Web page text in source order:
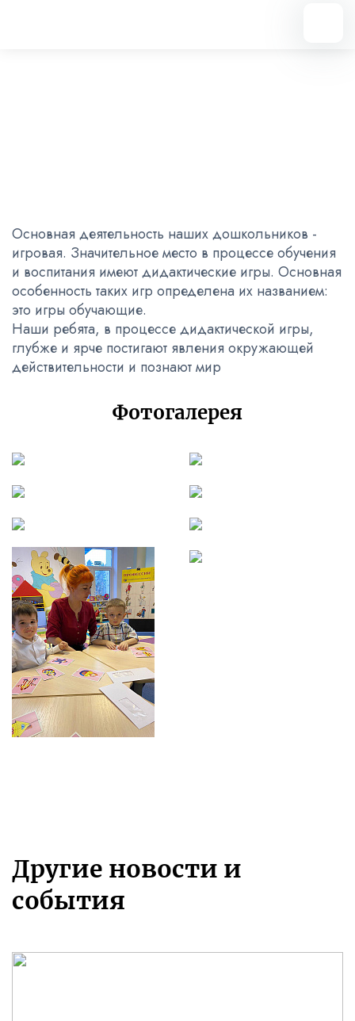
Основная деятельность наших дошкольников -
игровая. Значительное место в процессе обучения
и воспитания имеют дидактические игры. Основная
особенность таких игр определена их названием:
это игры обучающие.
Наши ребята, в процессе дидактической игры,
глубже и ярче постигают явления окружающей
действительности и познают мир
Фотогалерея
Другие новости и
события